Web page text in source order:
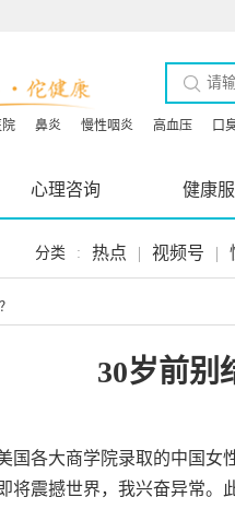
院 鼻炎 慢性咽炎 高血压 口
心理咨询 健康
分类 : 热点 | 视频号 |
30岁前别
国各大商学院录取的中国
将震撼世界，我兴奋异常